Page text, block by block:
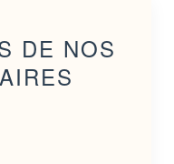
DE NOS